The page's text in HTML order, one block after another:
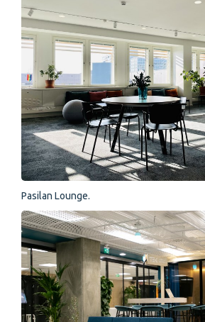
Pasilan Lounge.